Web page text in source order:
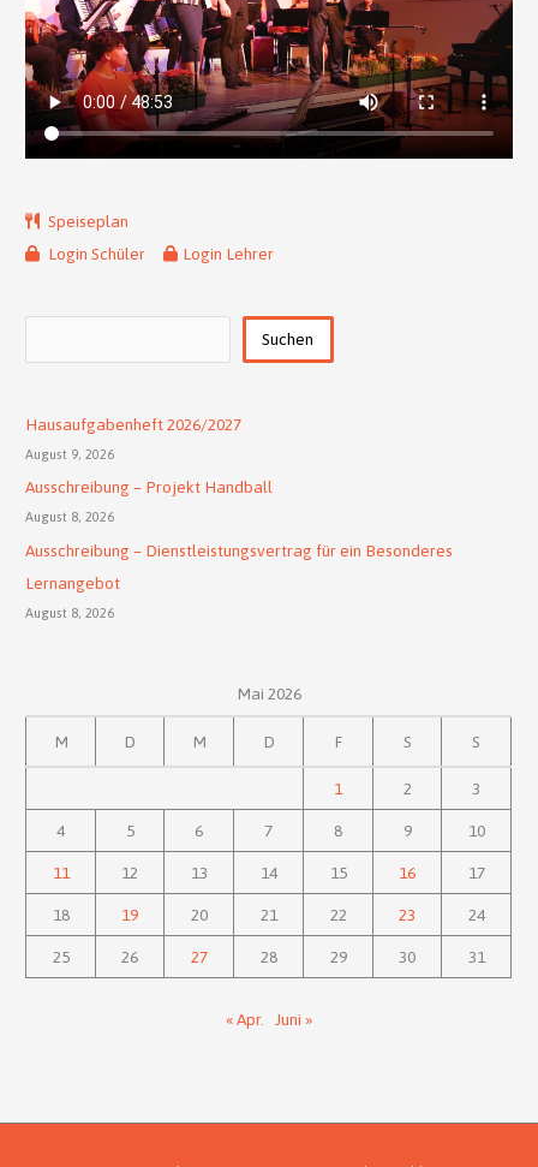
Speiseplan
Login Schüler
Login Lehrer
Suchen
Hausaufgabenheft 2026/2027
August 9, 2026
Ausschreibung – Projekt Handball
August 8, 2026
Ausschreibung – Dienstleistungsvertrag für ein Besonderes
Lernangebot
August 8, 2026
Mai 2026
M D M D F S S
1 2 3
4 5 6 7 8 9 10
11 12 13 14 15 16 17
18 19 20 21 22 23 24
25 26 27 28 29 30 31
« Apr. Juni »